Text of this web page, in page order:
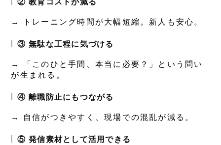
② 教育コストが減る
→ トレーニング時間が大幅短縮。新人も安心。
③ 無駄な工程に気づける
→ 「このひと手間、本当に必要？」という問い
が生まれる。
④ 離職防止にもつながる
→ 自信がつきやすく、現場での混乱が減る。
⑤ 発信素材として活用できる